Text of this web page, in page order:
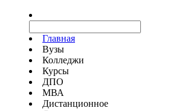
Главная
Вузы
Колледжи
Курсы
ДПО
МВА
Дистанционное